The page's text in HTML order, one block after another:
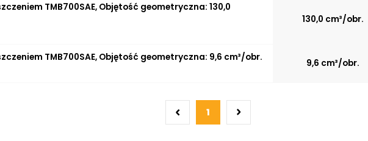
TMB700SAE, Objętość geometryczna: 130,0
130,0 cm³/obr.
TMB700SAE, Objętość geometryczna: 9,6 cm³/obr.
9,6 cm³/obr.
1